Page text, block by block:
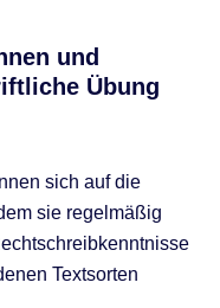
und
Übung
sich auf die
sie regelmäßig
Textsorten